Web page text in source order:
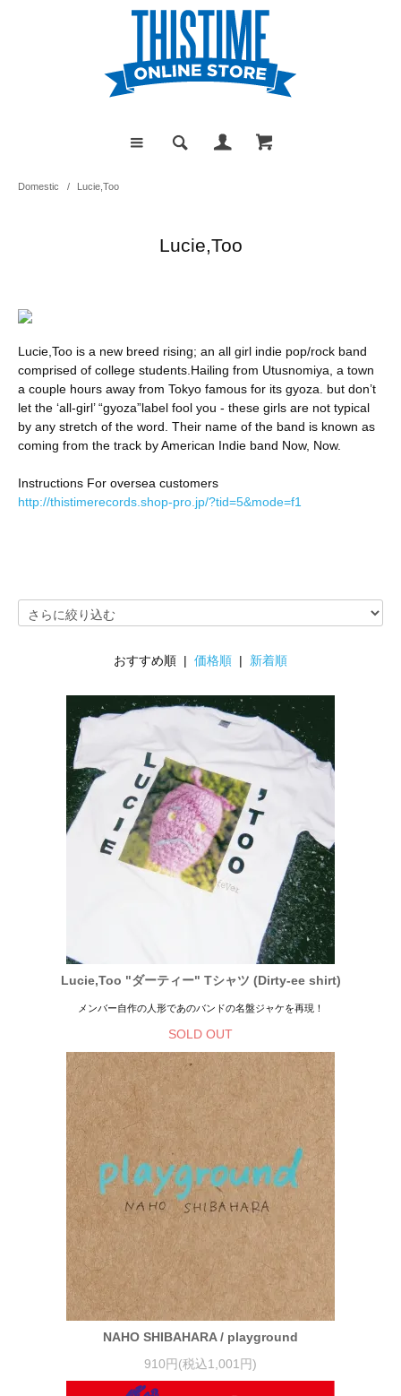
Domestic / Lucie,Too
Lucie,Too
Lucie,Too is a new breed rising; an all girl indie pop/rock band
comprised of college students.Hailing from Utusnomiya, a town
a couple hours away from Tokyo famous for its gyoza. but don’t
let the ‘all-girl’ “gyoza”label fool you - these girls are not typical
by any stretch of the word. Their name of the band is known as
coming from the track by American Indie band Now, Now.
Instructions For oversea customers
http://thistimerecords.shop-pro.jp/?tid=5&mode=f1
おすすめ順 | 価格順 | 新着順
Lucie,Too "ダーティー" Tシャツ (Dirty-ee shirt)
メンバー自作の人形であのバンドの名盤ジャケを再現！
SOLD OUT
NAHO SHIBAHARA / playground
910円(税込1,001円)